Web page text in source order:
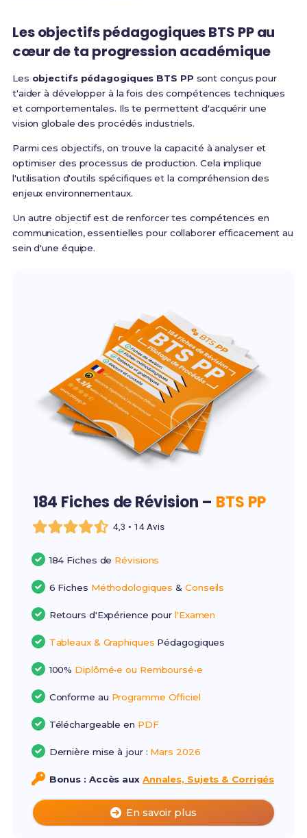
Lesobjectifs pédagogiques BTS PPau
cœur de ta progression académique
Les objectifs pédagogiques BTS PP sont conçus pour
t'aider à développer à la fois des compétences techniques
et comportementales. Ils te permettent d'acquérir une
vision globale des procédés industriels.
Parmi ces objectifs, on trouve la capacité à analyser et
optimiser des processus de production. Cela implique
l'utilisation d'outils spécifiques et la compréhension des
enjeux environnementaux.
Un autre objectif est de renforcer tes compétences en
communication, essentielles pour collaborer efficacement au
sein d'une équipe.
184 Fiches de Révision – BTS PP
4,3 • 14 Avis
184 Fiches de Révisions
6 Fiches Méthodologiques &Conseils
Retours d'Expérience pourl'Examen
Tableaux & Graphiques Pédagogiques
100% Diplômé•e ou Remboursé•e
Conforme au Programme Officiel
Téléchargeable en PDF
Dernière mise à jour : Mars 2026
Bonus : Accès aux Annales, Sujets & Corrigés
En savoir plus